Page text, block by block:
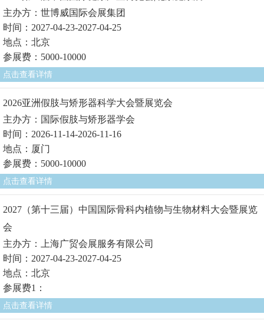
主办方：世博威国际会展集团
时间：2027-04-23-2027-04-25
地点：北京
参展费：5000-10000
点击查看详情
2026亚洲假肢与矫形器科学大会暨展览会
主办方：国际假肢与矫形器学会
时间：2026-11-14-2026-11-16
地点：厦门
参展费：5000-10000
点击查看详情
2027（第十三届）中国国际骨科内植物与生物材料大会暨展览
会
主办方：上海广贸会展服务有限公司
时间：2027-04-23-2027-04-25
地点：北京
参展费1：
点击查看详情